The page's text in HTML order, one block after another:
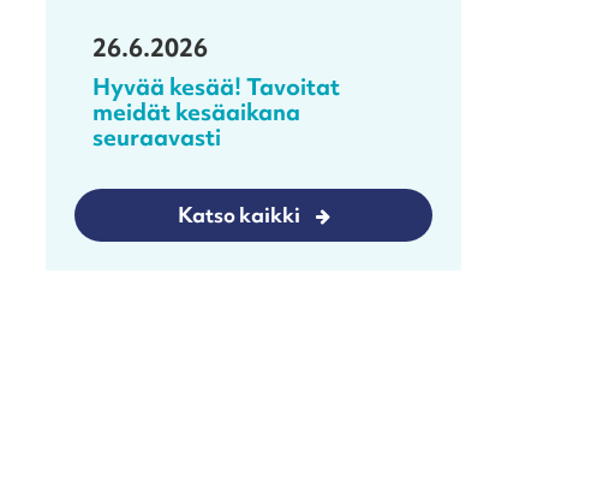
26.6.2026
Hyvää kesää! Tavoitat
meidät kesäaikana
seuraavasti
Katso kaikki